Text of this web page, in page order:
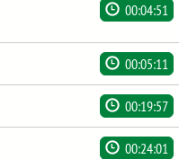
00:04:51
00:05:11
00:19:57
00:24:01